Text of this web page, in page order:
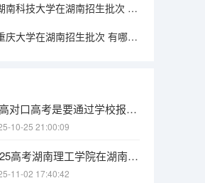
2025高考湖南科技大学在湖南招生批次 有哪些专业？
2025高考重庆大学在湖南招生批次 有哪些专业？
职高对口高考是要通过学校报名吗
10-25 21:00:09
2025高考湖南理工学院在湖南招生批次 有哪些专业？
11-02 17:40:42